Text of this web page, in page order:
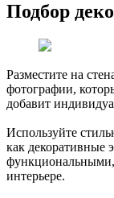
Подбор
Разместите на
фотографии,
добавит
Используйте
как декоративные
интерьере.